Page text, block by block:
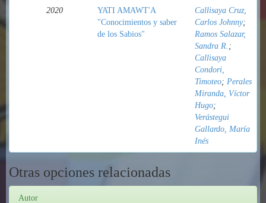
2020
YATI AMAWT'A
"Conocimientos y saber
de los Sabios"
Callisaya Cruz,
Carlos Johnny;
Ramos Salazar,
Sandra R. ;
Callisaya
Condori,
Timoteo; Perales
Miranda, Víctor
Hugo;
Verástegui
Gallardo, María
Inés
Otras opciones relacionadas
Autor